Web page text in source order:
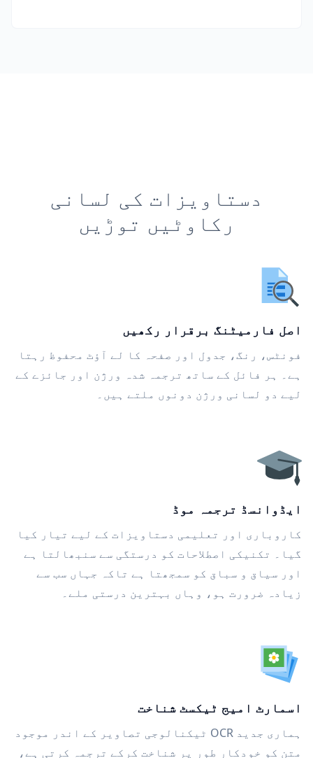
دستاویزات کی لسانی
رکاوٹیں توڑیں
اصل فارمیٹنگ برقرار رکھیں
فونٹس، رنگ، جدول اور صفحہ کا لے آؤٹ محفوظ رہتا
ہے۔ ہر فائل کے ساتھ ترجمہ شدہ ورژن اور جائزے کے
لیے دو لسانی ورژن دونوں ملتے ہیں۔
ایڈوانسڈ ترجمہ موڈ
کاروباری اور تعلیمی دستاویزات کے لیے تیار کیا
گیا۔ تکنیکی اصطلاحات کو درستگی سے سنبھالتا ہے
اور سیاق و سباق کو سمجھتا ہے تاکہ جہاں سب سے
زیادہ ضرورت ہو، وہاں بہترین درستی ملے۔
اسمارٹ امیج ٹیکسٹ شناخت
ہماری جدید OCR ٹیکنالوجی تصاویر کے اندر موجود
متن کو خودکار طور پر شناخت کرکے ترجمہ کرتی ہے،